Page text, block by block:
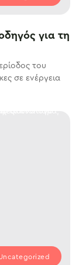
για τη
του
σε ενέργεια